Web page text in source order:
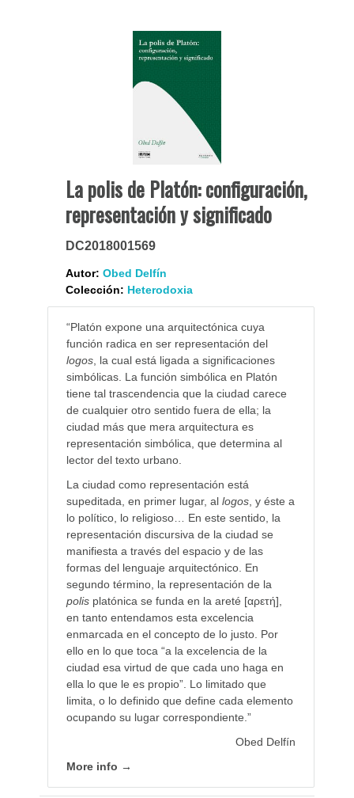
La polis de Platón: configuración,
representación y significado
DC2018001569
Autor: Obed Delfín
Colección: Heterodoxia
“Platón expone una arquitectónica cuya
función radica en ser representación del
logos, la cual está ligada a significaciones
simbólicas. La función simbólica en Platón
tiene tal trascendencia que la ciudad carece
de cualquier otro sentido fuera de ella; la
ciudad más que mera arquitectura es
representación simbólica, que determina al
lector del texto urbano.
La ciudad como representación está
supeditada, en primer lugar, al logos, y éste a
lo político, lo religioso… En este sentido, la
representación discursiva de la ciudad se
manifiesta a través del espacio y de las
formas del lenguaje arquitectónico. En
segundo término, la representación de la
polisplatónica se funda en la areté [αρετή],
en tanto entendamos esta excelencia
enmarcada en el concepto de lo justo. Por
ello en lo que toca “a la excelencia de la
ciudad esa virtud de que cada uno haga en
ella lo que le es propio”. Lo limitado que
limita, o lo definido que define cada elemento
ocupando su lugar correspondiente.”
Obed Delfín
More info →